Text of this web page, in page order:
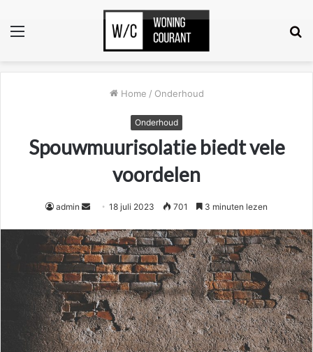
Menu
Home / Onderhoud
Onderhoud
Spouwmuurisolatie biedt vele
voordelen
admin
Send
email
18 juli 2023 701 3 minuten lezen